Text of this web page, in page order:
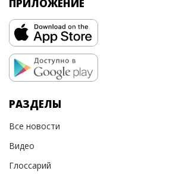
ПРИЛОЖЕНИЕ
РАЗДЕЛЫ
Все новости
Видео
Глоссарий